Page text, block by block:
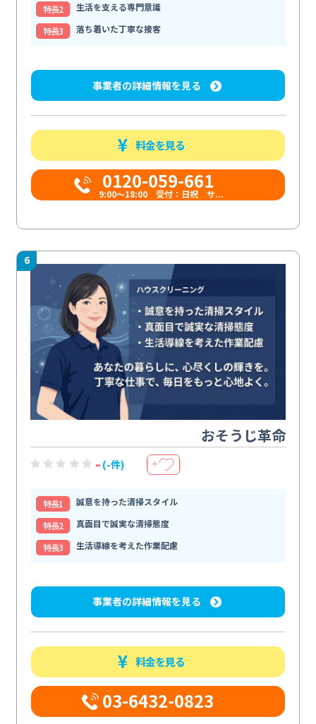
特⻑2
生活を支える専門意識
特⻑3
落ち着いた丁寧な接客
事業者の詳細情報を見る
料金を見る
0120-059-661
9:00〜18:00 受付：日祝 サ...
6
おそうじ革命
- (-件) ＋
特⻑1
誠意を持った清掃スタイル
特⻑2
真面目で誠実な清掃態度
特⻑3
生活導線を考えた作業配慮
事業者の詳細情報を見る
料金を見る
03-6432-0823